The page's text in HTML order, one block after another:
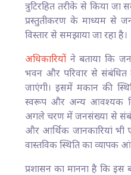
त्रुटिरहित तरीके से किया जा
प्रस्तुतीकरण के माध्यम से
विस्तार से समझाया जा रहा है।
अधिकारियों ने बताया कि
भवन और परिवार से संबंधित
जाएंगी। इसमें मकान की
स्वरूप और अन्य आवश्यक
अगले चरण में जनसंख्या से
और आर्थिक जानकारियां भी
वास्तविक स्थिति का
प्रशासन का मानना है कि इस